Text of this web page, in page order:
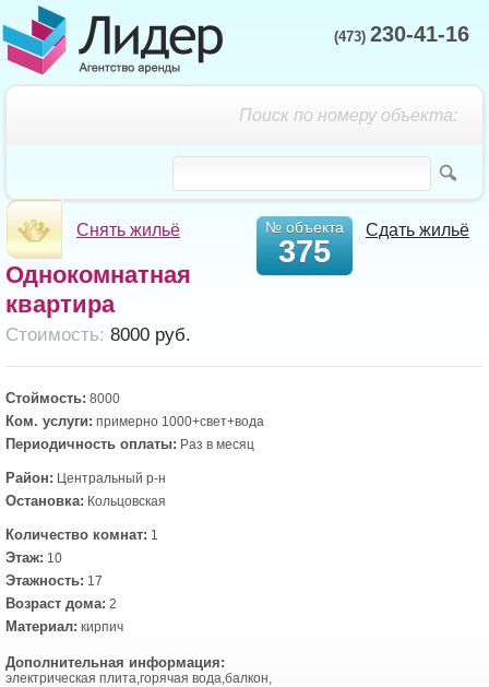
(473) 230-41-16
Поиск по номеру объекта:
Снять жильё Сдать жильё
№ объекта
375
Однокомнатная
квартира
Cтоимость: 8000 руб.
Стоймость: 8000
Ком. услуги: примерно 1000+свет+вода
Периодичность оплаты: Раз в месяц
Район: Центральный р-н
Остановка: Кольцовская
Количество комнат: 1
Этаж: 10
Этажность: 17
Возраст дома: 2
Материал: кирпич
Дополнительная информация:
электрическая плита,горячая вода,балкон,